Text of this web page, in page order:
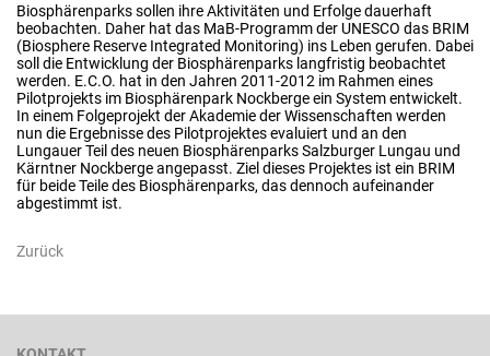
Biosphärenparks sollen ihre Aktivitäten und Erfolge dauerhaft
beobachten. Daher hat das MaB-Programm der UNESCO das BRIM
(Biosphere Reserve Integrated Monitoring) ins Leben gerufen. Dabei
soll die Entwicklung der Biosphärenparks langfristig beobachtet
werden. E.C.O. hat in den Jahren 2011-2012 im Rahmen eines
Pilotprojekts im Biosphärenpark Nockberge ein System entwickelt.
In einem Folgeprojekt der Akademie der Wissenschaften werden
nun die Ergebnisse des Pilotprojektes evaluiert und an den
Lungauer Teil des neuen Biosphärenparks Salzburger Lungau und
Kärntner Nockberge angepasst. Ziel dieses Projektes ist ein BRIM
für beide Teile des Biosphärenparks, das dennoch aufeinander
abgestimmt ist.
Zurück